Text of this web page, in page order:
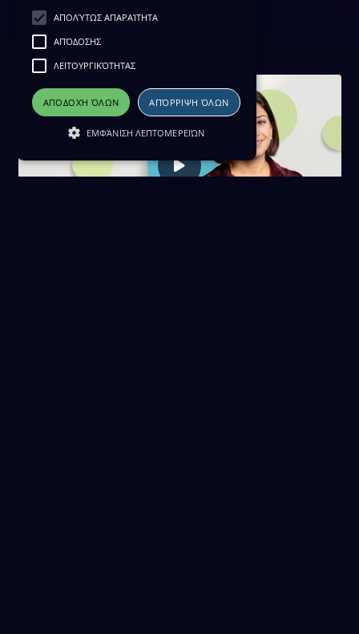
ΑΠΟΛΎΤΩΣ ΑΠΑΡΑΊΤΗΤΑ
ΑΠΌΔΟΣΗΣ
ΛΕΙΤΟΥΡΓΙΚΌΤΗΤΑΣ
ΑΠΟΔΟΧΉ ΌΛΩΝ ΑΠΌΡΡΙΨΗ ΌΛΩΝ
ΕΜΦΆΝΙΣΗ ΛΕΠΤΟΜΕΡΕΙΏΝ